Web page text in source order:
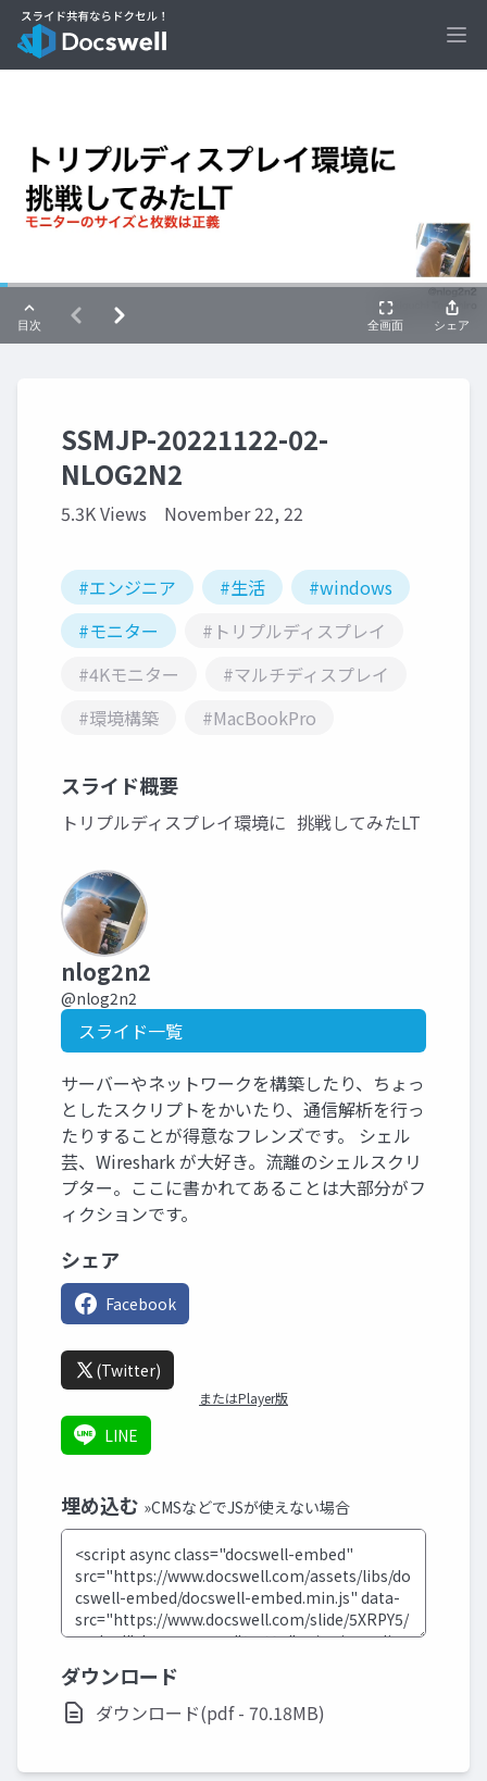
SSMJP-20221122-02-
NLOG2N2
5.3K Views November 22, 22
#エンジニア #生活
#windows
#モニター
#トリプルディスプレイ
#4Kモニター
#マルチディスプレイ
#環境構築
#MacBookPro
スライド概要
トリプルディスプレイ環境に 挑戦してみたLT
nlog2n2
@nlog2n2
スライド一覧
サーバーやネットワークを構築したり、ちょっ
としたスクリプトをかいたり、通信解析を行っ
たりすることが得意なフレンズです。 シェル
芸、Wireshark が大好き。流離のシェルスクリ
プター。ここに書かれてあることは大部分がフ
ィクションです。
シェア
Facebook
(Twitter)
またはPlayer版
LINE
埋め込む »CMSなどでJSが使えない場合
ダウンロード
ダウンロード(pdf - 70.18MB)